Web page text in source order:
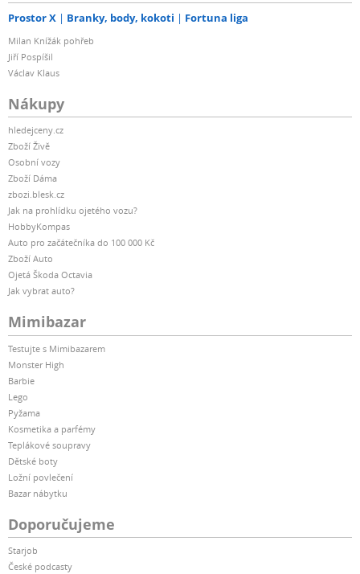
Prostor X Branky, body, kokoti Fortuna liga
Milan Knížák pohřeb
Jiří Pospíšil
Václav Klaus
Nákupy
hledejceny.cz
Zboží Živě
Osobní vozy
Zboží Dáma
zbozi.blesk.cz
Jak na prohlídku ojetého vozu?
HobbyKompas
Auto pro začátečníka do 100 000 Kč
Zboží Auto
Ojetá Škoda Octavia
Jak vybrat auto?
Mimibazar
Testujte s Mimibazarem
Monster High
Barbie
Lego
Pyžama
Kosmetika a parfémy
Teplákové soupravy
Dětské boty
Ložní povlečení
Bazar nábytku
Doporučujeme
Starjob
České podcasty